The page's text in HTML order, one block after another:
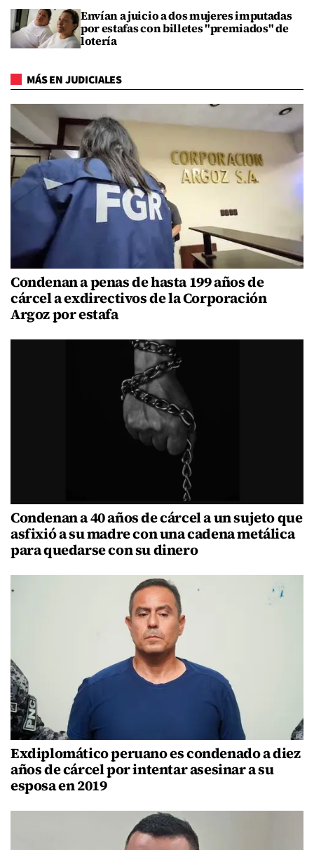
Envían a juicio a dos mujeres imputadas
por estafas con billetes "premiados" de
lotería
MÁS EN JUDICIALES
Condenan a penas de hasta 199 años de
cárcel a exdirectivos de la Corporación
Argoz por estafa
Condenan a 40 años de cárcel a un sujeto que
asfixió a su madre con una cadena metálica
para quedarse con su dinero
Exdiplomático peruano es condenado a diez
años de cárcel por intentar asesinar a su
esposa en 2019